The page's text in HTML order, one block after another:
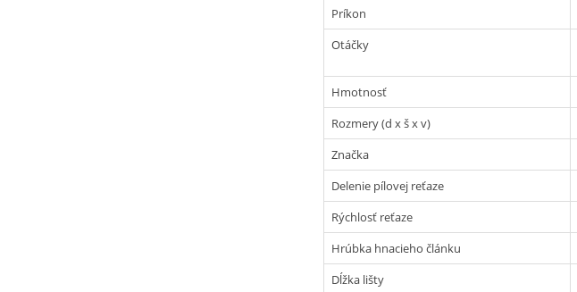
Príkon
Otáčky
Hmotnosť
Rozmery (d x š x v)
Značka
Delenie pílovej reťaze
Rýchlosť reťaze
Hrúbka hnacieho článku
Dĺžka lišty